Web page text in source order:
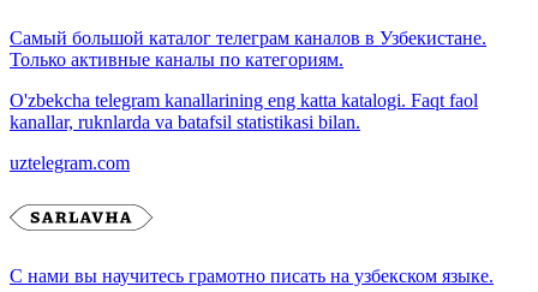
Самый большой каталог телеграм каналов в Узбекистане.
Только активные каналы по категориям.
O'zbekcha telegram kanallarining eng katta katalogi. Faqt faol
kanallar, ruknlarda va batafsil statistikasi bilan.
uztelegram.com
С нами вы научитесь грамотно писать на узбекском языке.